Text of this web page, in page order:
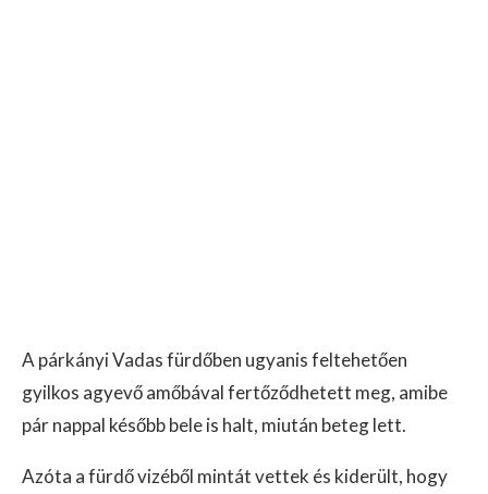
A párkányi Vadas fürdőben ugyanis feltehetően
gyilkos agyevő amőbával fertőződhetett meg, amibe
pár nappal később bele is halt, miután beteg lett.
Azóta a fürdő vizéből mintát vettek és kiderült, hogy